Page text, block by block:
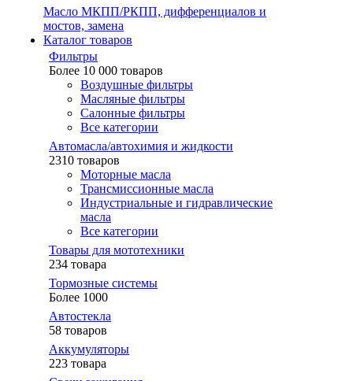
Масло МКПП/РКПП, дифференциалов и
мостов, замена
Каталог товаров
Фильтры
Более 10 000 товаров
Воздушные фильтры
Масляные фильтры
Салонные фильтры
Все категории
Автомасла/автохимия и жидкости
2310 товаров
Моторные масла
Трансмиссионные масла
Индустриальные и гидравлические
масла
Все категории
Товары для мототехники
234 товара
Тормозные системы
Более 1000
Автостекла
58 товаров
Аккумуляторы
223 товара